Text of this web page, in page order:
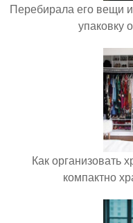
Перебирала его вещи
упаковку
Как организовать
компактно